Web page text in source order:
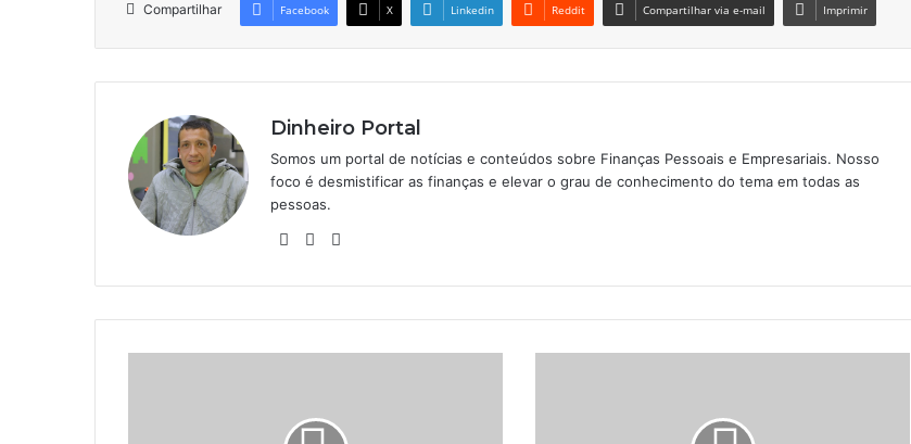
Compartilhar Facebook X Linkedin Reddit Compartilhar via e-mail Imprimir
Dinheiro Portal
Somos um portal de notícias e conteúdos sobre Finanças Pessoais e Empresariais. Nosso
foco é desmistificar as finanças e elevar o grau de conhecimento do tema em todas as
pessoas.
WebsiteLinkedin